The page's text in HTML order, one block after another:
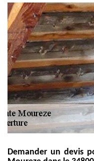
Demander un devis